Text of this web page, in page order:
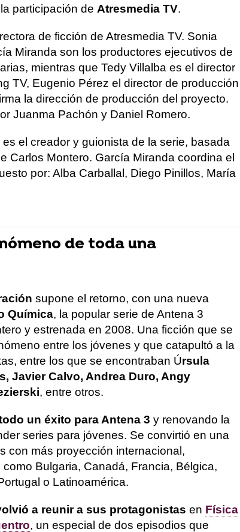
participación de Atresmedia TV.
de ficción de Atresmedia TV. Sonia
Miranda son los productores ejecutivos de
mientras que Tedy Villalba es el director
TV, Eugenio Pérez el director de producción
la dirección de producción del proyecto.
Juanma Pachón y Daniel Romero.
el creador y guionista de la serie, basada
Carlos Montero. García Miranda coordina el
por: Alba Carballal, Diego Pinillos, María
de toda una
supone el retorno, con una nueva
Química, la popular serie de Antena 3
y estrenada en 2008. Una ficción que se
entre los jóvenes y que catapultó a la
entre los que se encontraban Úrsula
Javier Calvo, Andrea Duro, Angy
, entre otros.
un éxito para Antena 3 y renovando la
series para jóvenes. Se convirtió en una
con más proyección internacional,
Bulgaria, Canadá, Francia, Bélgica,
o Latinoamérica.
a reunir a sus protagonistas en Física
, un especial de dos episodios que